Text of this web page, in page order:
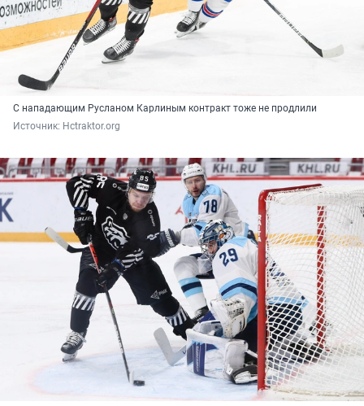
С нападающим Русланом Карлиным контракт тоже не продлили
Источник: Hctraktor.org